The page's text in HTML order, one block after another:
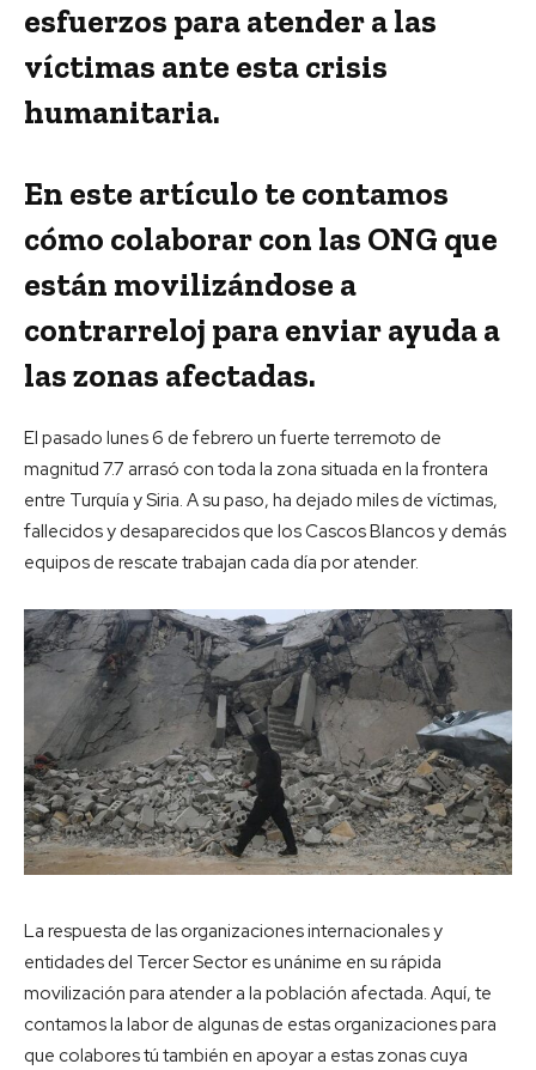
esfuerzos para atender a las
víctimas ante esta crisis
humanitaria.
En este artículo te contamos
cómo colaborar con las ONG que
están movilizándose a
contrarreloj para enviar ayuda a
las zonas afectadas.
El pasado lunes 6 de febrero un fuerte terremoto de
magnitud 7.7 arrasó con toda la zona situada en la frontera
entre Turquía y Siria. A su paso, ha dejado miles de víctimas,
fallecidos y desaparecidos que los Cascos Blancos y demás
equipos de rescate trabajan cada día por atender.
La respuesta de las organizaciones internacionales y
entidades del Tercer Sector es unánime en su rápida
movilización para atender a la población afectada. Aquí, te
contamos la labor de algunas de estas organizaciones para
que colabores tú también en apoyar a estas zonas cuya